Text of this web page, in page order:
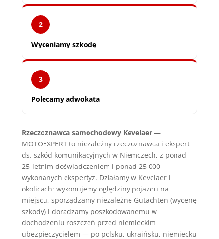
2
Wyceniamy szkodę
3
Polecamy adwokata
Rzeczoznawca samochodowy Kevelaer—
MOTOEXPERT to niezależny rzeczoznawca i ekspert
ds. szkód komunikacyjnych w Niemczech, z ponad
25-letnim doświadczeniem i ponad 25 000
wykonanych ekspertyz. Działamy w Kevelaer i
okolicach: wykonujemy oględziny pojazdu na
miejscu, sporządzamy niezależne Gutachten (wycenę
szkody) i doradzamy poszkodowanemu w
dochodzeniu roszczeń przed niemieckim
ubezpieczycielem — po polsku, ukraińsku, niemiecku